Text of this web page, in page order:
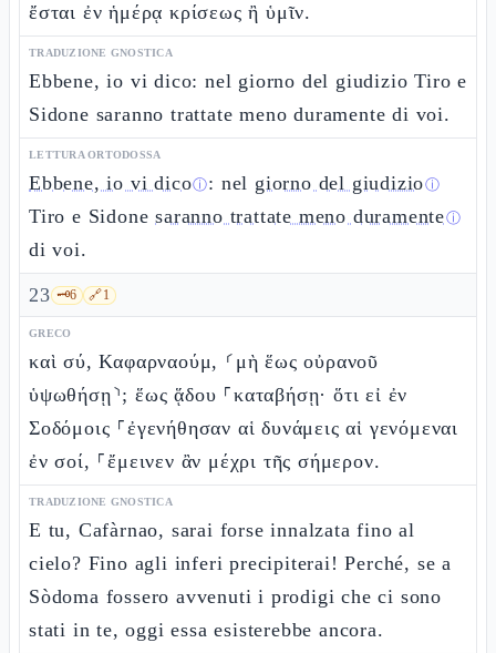
ἔσται ἐν ἡμέρᾳ κρίσεως ἢ ὑμῖν.
TRADUZIONE GNOSTICA
Ebbene, io vi dico: nel giorno del giudizio Tiro e
Sidone saranno trattate meno duramente di voi.
LETTURA ORTODOSSA
Ebbene, io vi dicoⓘ: nel giorno del giudizioⓘ
Tiro e Sidonesaranno trattate meno duramenteⓘ
di voi.
23 🗝️6 🔗1
GRECO
καὶ σύ, Καφαρναούμ, ⸂μὴ ἕως οὐρανοῦ
ὑψωθήσῃ⸃; ἕως ᾅδου ⸀καταβήσῃ· ὅτι εἰ ἐν
Σοδόμοις ⸀ἐγενήθησαν αἱ δυνάμεις αἱ γενόμεναι
ἐν σοί, ⸀ἔμεινεν ἂν μέχρι τῆς σήμερον.
TRADUZIONE GNOSTICA
E tu, Cafàrnao, sarai forse innalzata fino al
cielo? Fino agli inferi precipiterai! Perché, se a
Sòdoma fossero avvenuti i prodigi che ci sono
stati in te, oggi essa esisterebbe ancora.